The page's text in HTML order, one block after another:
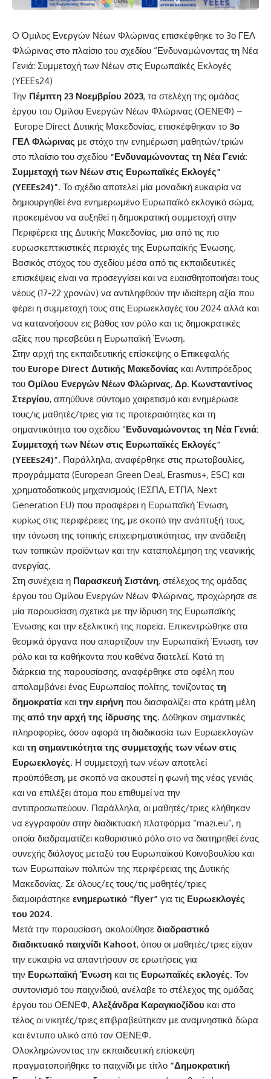
Ο Όμιλος Ενεργών Νέων Φλώρινας επισκέφθηκε το 3ο ΓΕΛ
Φλώρινας στο πλαίσιο του σχεδίου “Ενδυναμώνοντας τη Νέα
Γενιά: Συμμετοχή των Νέων στις Ευρωπαϊκές Εκλογές
(YEEEs24)
Την Πέμπτη 23 Νοεμβρίου 2023, τα στελέχη της ομάδας
έργου του Ομίλου Ενεργών Νέων Φλώρινας (ΟΕΝΕΦ) –
Europe Direct Δυτικής Μακεδονίας, επισκέφθηκαν το 3ο
ΓΕΛ Φλώρινας με στόχο την ενημέρωση μαθητών/τριών
στο πλαίσιο του σχεδίου “Ενδυναμώνοντας τη Νέα Γενιά:
Συμμετοχή των Νέων στις Ευρωπαϊκές Εκλογές”
(YEEEs24)”. Το σχέδιο αποτελεί μία μοναδική ευκαιρία να
δημιουργηθεί ένα ενημερωμένο Ευρωπαϊκό εκλογικό σώμα,
προκειμένου να αυξηθεί η δημοκρατική συμμετοχή στην
Περιφέρεια της Δυτικής Μακεδονίας, μια από τις πιο
ευρωσκεπτικιστικές περιοχές της Ευρωπαϊκής Ένωσης.
Βασικός στόχος του σχεδίου μέσα από τις εκπαιδευτικές
επισκέψεις είναι να προσεγγίσει και να ευαισθητοποιήσει τους
νέους (17-22 χρονών) να αντιληφθούν την ιδιαίτερη αξία που
φέρει η συμμετοχή τους στις Ευρωεκλογές του 2024 αλλά και
να κατανοήσουν εις βάθος τον ρόλο και τις δημοκρατικές
αξίες που πρεσβεύει η Ευρωπαϊκή Ένωση.
Στην αρχή της εκπαιδευτικής επίσκεψης ο Επικεφαλής
του Europe Direct Δυτικής Μακεδονίας και Αντιπρόεδρος
του Ομίλου Ενεργών Νέων Φλώρινας, Δρ. Κωνσταντίνος
Στεργίου, απηύθυνε σύντομο χαιρετισμό και ενημέρωσε
τους/ις μαθητές/τριες για τις προτεραιότητες και τη
σημαντικότητα του σχεδίου “Ενδυναμώνοντας τη Νέα Γενιά:
Συμμετοχή των Νέων στις Ευρωπαϊκές Εκλογές”
(YEEEs24)”. Παράλληλα, αναφέρθηκε στις πρωτοβουλίες,
προγράμματα (European Green Deal, Erasmus+, ESC) και
χρηματοδοτικούς μηχανισμούς (ΕΣΠΑ, ΕΤΠΑ, Next
Generation EU) που προσφέρει η Ευρωπαϊκή Ένωση,
κυρίως στις περιφέρειες της, με σκοπό την ανάπτυξή τους,
την τόνωση της τοπικής επιχειρηματικότητας, την ανάδειξη
των τοπικών προϊόντων και την καταπολέμηση της νεανικής
ανεργίας.
Στη συνέχεια η Παρασκευή Σιστάνη, στέλεχος της ομάδας
έργου του Ομίλου Ενεργών Νέων Φλώρινας, προχώρησε σε
μία παρουσίαση σχετικά με την ίδρυση της Ευρωπαϊκής
Ένωσης και την εξελικτική της πορεία. Επικεντρώθηκε στα
θεσμικά όργανα που απαρτίζουν την Ευρωπαϊκή Ένωση, τον
ρόλο και τα καθήκοντα που καθένα διατελεί. Κατά τη
διάρκεια της παρουσίασης, αναφέρθηκε στα οφέλη που
απολαμβάνει ένας Ευρωπαίος πολίτης, τονίζοντας τη
δημοκρατία και την ειρήνη που διασφαλίζει στα κράτη μέλη
της από την αρχή της ίδρυσης της. Δόθηκαν σημαντικές
πληροφορίες, όσον αφορά τη διαδικασία των Ευρωεκλογών
και τη σημαντικότητα της συμμετοχής των νέων στις
Ευρωεκλογές. Η συμμετοχή των νέων αποτελεί
προϋπόθεση, με σκοπό να ακουστεί η φωνή της νέας γενιάς
και να επιλέξει άτομα που επιθυμεί να την
αντιπροσωπεύουν. Παράλληλα, οι μαθητές/τριες κλήθηκαν
να εγγραφούν στην διαδικτυακή πλατφόρμα “mazi.eu”, η
οποία διαδραματίζει καθοριστικό ρόλο στο να διατηρηθεί ένας
συνεχής διάλογος μεταξύ του Ευρωπαϊκού Κοινοβουλίου και
των Ευρωπαίων πολιτών της περιφέρειας της Δυτικής
Μακεδονίας. Σε όλους/ες τους/τις μαθητές/τριες
διαμοιράστηκε ενημερωτικό “flyer” για τις Ευρωεκλογές
του 2024.
Μετά την παρουσίαση, ακολούθησε διαδραστικό
διαδικτυακό παιχνίδι Kahoot, όπου οι μαθητές/τριες είχαν
την ευκαιρία να απαντήσουν σε ερωτήσεις για
την Ευρωπαϊκή Ένωση και τις Ευρωπαϊκές εκλογές. Τον
συντονισμό του παιχνιδιού, ανέλαβε το στέλεχος της ομάδας
έργου του ΟΕΝΕΦ, Αλεξάνδρα Καραγκιοζίδου και στο
τέλος οι νικητές/τριες επιβραβεύτηκαν με αναμνηστικά δώρα
και έντυπο υλικό από τον ΟΕΝΕΦ.
Ολοκληρώνοντας την εκπαιδευτική επίσκεψη
πραγματοποιήθηκε το παιχνίδι με τίτλο “Δημοκρατική